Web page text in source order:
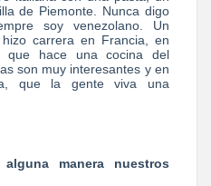
de Piemonte. Nunca digo
soy venezolano. Un
carrera en Francia, en
que hace una cocina del
son muy interesantes y en
que la gente viva una
manera nuestros